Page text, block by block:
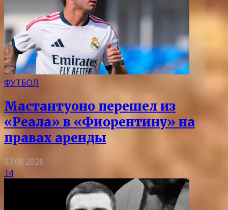
ФУТБОЛ
Мастантуоно перешел из
«Реала» в «Фиорентину» на
правах аренды
07.08.2026
14